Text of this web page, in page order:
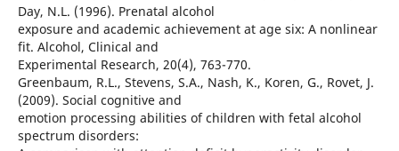
Day, N.L. (1996). Prenatal alcohol
exposure and academic achievement at age six: A nonlinear
fit. Alcohol, Clinical and
Experimental Research, 20(4), 763-770.
Greenbaum, R.L., Stevens, S.A., Nash, K., Koren, G., Rovet, J.
(2009). Social cognitive and
emotion processing abilities of children with fetal alcohol
spectrum disorders: